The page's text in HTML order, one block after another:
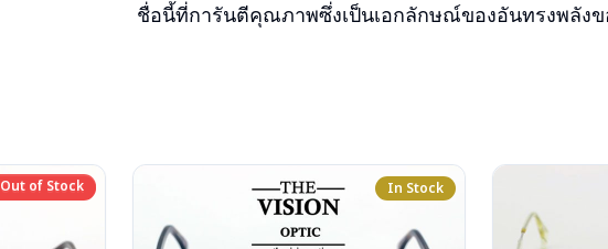
ชื่อนี้ที่การันตีคุณภาพซึ่งเป็นเอกลักษณ์ของอันทรงพลังข
Out of Stock
Out of Stock In Stock